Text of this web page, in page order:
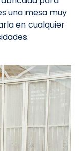
una mesa muy
en cualquier